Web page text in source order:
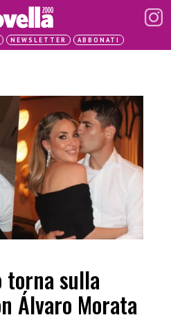
NEWSLETTER ABBONATI
torna sulla
Álvaro Morata